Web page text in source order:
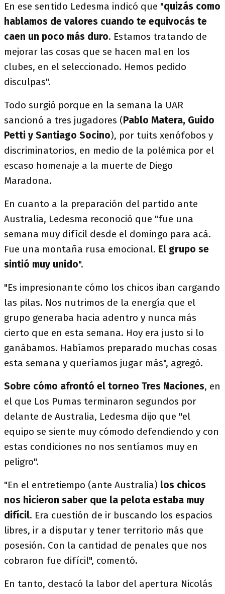
En ese sentido Ledesma indicó que "quizás como
hablamos de valores cuando te equivocás te
caen un poco más duro. Estamos tratando de
mejorar las cosas que se hacen mal en los
clubes, en el seleccionado. Hemos pedido
disculpas".
Todo surgió porque en la semana la UAR
sancionó a tres jugadores (Pablo Matera, Guido
Petti y Santiago Socino), por tuits xenófobos y
discriminatorios, en medio de la polémica por el
escaso homenaje a la muerte de Diego
Maradona.
En cuanto a la preparación del partido ante
Australia, Ledesma reconoció que "fue una
semana muy difícil desde el domingo para acá.
Fue una montaña rusa emocional. El grupo se
sintió muy unido".
"Es impresionante cómo los chicos iban cargando
las pilas. Nos nutrimos de la energía que el
grupo generaba hacia adentro y nunca más
cierto que en esta semana. Hoy era justo si lo
ganábamos. Habíamos preparado muchas cosas
esta semana y queríamos jugar más", agregó.
Sobre cómo afrontó el torneo Tres Naciones, en
el que Los Pumas terminaron segundos por
delante de Australia, Ledesma dijo que "el
equipo se siente muy cómodo defendiendo y con
estas condiciones no nos sentíamos muy en
peligro".
"En el entretiempo (ante Australia) los chicos
nos hicieron saber que la pelota estaba muy
difícil. Era cuestión de ir buscando los espacios
libres, ir a disputar y tener territorio más que
posesión. Con la cantidad de penales que nos
cobraron fue difícil", comentó.
En tanto, destacó la labor del apertura Nicolás